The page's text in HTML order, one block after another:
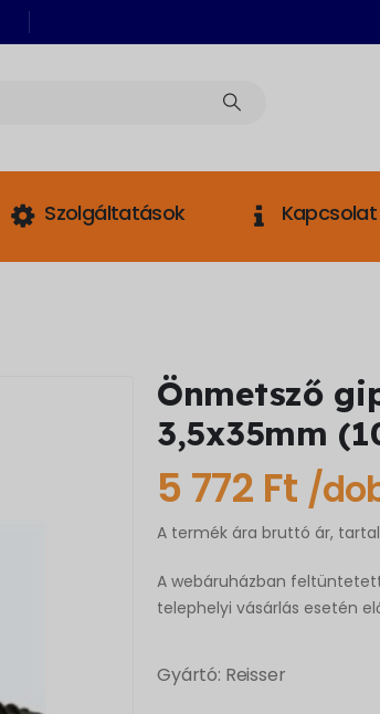
Szolgáltatások Kapcsolat
Önmetsző
3,5x35mm
5 772 Ft /
A termék ára bruttó ár,
A webáruházban
telephelyi vásárlás esetén
Gyártó: Reisser